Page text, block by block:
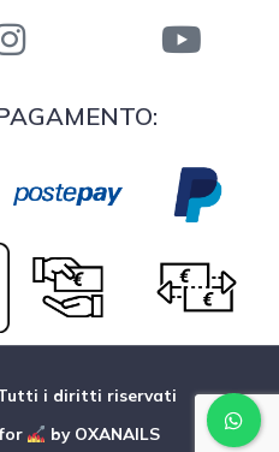
Tutti i diritti riservati
by OXANAILS